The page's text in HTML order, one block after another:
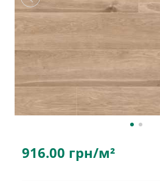
916.00 грн/м²